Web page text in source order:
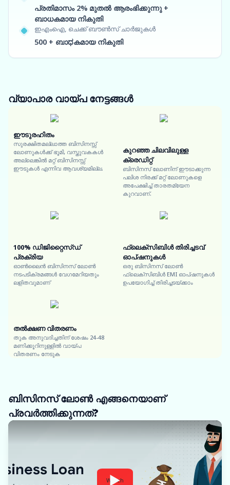
പ്രതിമാസം 2% മുതൽ ആരംഭിക്കുന്നു +
ബാധകമായ നികുതി
ഇഎംഐ, ചെക്ക് ബൗൺസ് ചാർജുകൾ
500 + ബാಧകമായ നികുതി
വ്യാപാര വായ്പനേട്ടങ്ങൾ
ഈടുരഹിതം
സുരക്ഷിതമല്ലാത്ത ബിസിനസ്സ്
ലോണുകൾക്ക് ഭൂമി, വസ്തുവകകൾ
അല്ലെങ്കിൽ മറ്റ് ബിസിനസ്സ്
ഈടുകൾ എന്നിവ ആവശ്യമില്ല.
കുറഞ്ഞ ചിലവിലുള്ള
ക്രെഡിറ്റ്
ബിസിനസ് ലോണിന് ഈടാക്കുന്ന
പലിശ നിരക്ക് മറ്റ് ലോണുകളെ
അപേക്ഷിച്ച് താരതമ്യേന
കുറവാണ്.
100% ഡിജിറ്റൈസ്ഡ്
പ്രക്രിയ
ഓൺലൈൻ ബിസിനസ് ലോൺ
നടപടിക്രമങ്ങൾ വേഗമേറിയതും
ലളിതവുമാണ്
ഫ്ലെക്സിബിൾ തിരിച്ചടവ്
ഓപ്ഷനുകൾ
ഒരു ബിസിനസ് ലോൺ
ഫ്ലെക്സിബിൾ EMI ഓപ്ഷനുകൾ
ഉപയോഗിച്ച് തിരിച്ചടയ്ക്കാം
തൽക്ഷണ വിതരണം
തുക അനുവദിച്ചതിന് ശേഷം 24-48
മണിക്കൂറിനുള്ളിൽ വായ്പ
വിതരണം നേടുക
ബിസിനസ് ലോൺ എങ്ങനെയാണ്
പ്രവർത്തിക്കുന്നത്?
Watch